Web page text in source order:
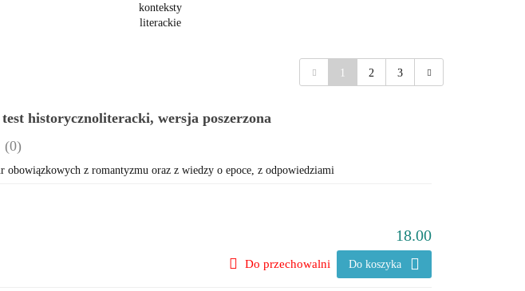
konteksty
literackie
1 2 3
historycznoliteracki, wersja poszerzona
(0)
obowiązkowych z romantyzmu oraz z wiedzy o epoce, z odpowiedziami
18.00
Do koszyka
Do przechowalni